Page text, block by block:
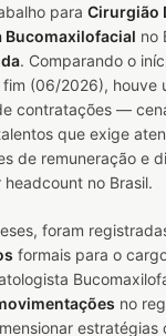
para Cirurgião
no
. Comparando o
(06/2026), houve
contratações —
que exige
de remuneração e
no Brasil.
foram
formais para o
no
estratégias